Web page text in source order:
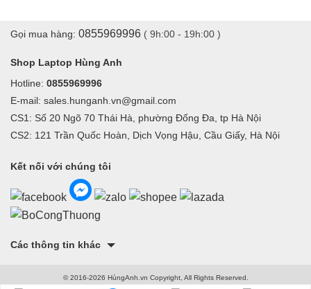
Gọi mua hàng: 0855969996 ( 9h:00 - 19h:00 )
Shop Laptop Hùng Anh
Hotline: 0855969996
E-mail: sales.hunganh.vn@gmail.com
CS1: Số 20 Ngõ 70 Thái Hà, phường Đống Đa, tp Hà Nội
CS2: 121 Trần Quốc Hoàn, Dịch Vọng Hậu, Cầu Giấy, Hà Nội
Kết nối với chúng tôi
Các thông tin khác
© 2016-2026 HùngAnh.vn Copyright, All Rights Reserved.